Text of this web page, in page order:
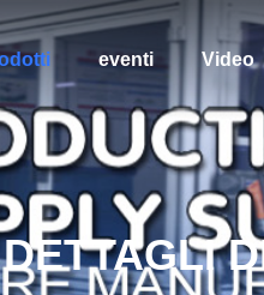
eventi Video
DETTAGLI